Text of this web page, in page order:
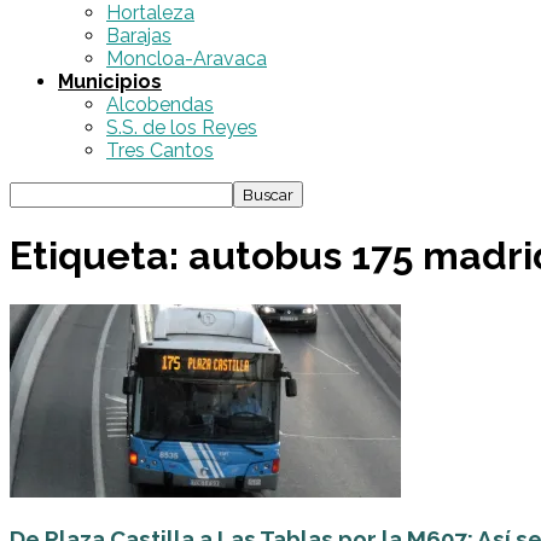
Hortaleza
Barajas
Moncloa-Aravaca
Municipios
Alcobendas
S.S. de los Reyes
Tres Cantos
Etiqueta: autobus 175